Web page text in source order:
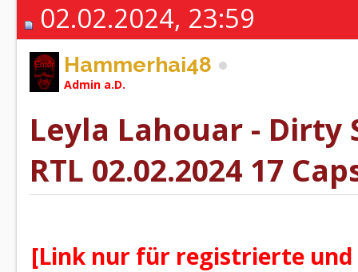
02.02.2024, 23:59
Hammerhai48
Admin a.D.
Leyla Lahouar - Dirty
RTL 02.02.2024 17
[Link nur für registrierte